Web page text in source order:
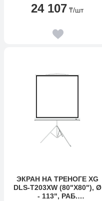
24 107 ₸/шт
ЭКРАН НА ТРЕНОГЕ XG
DLS-T203XW (80"Х80"), Ø
- 113", РАБ.